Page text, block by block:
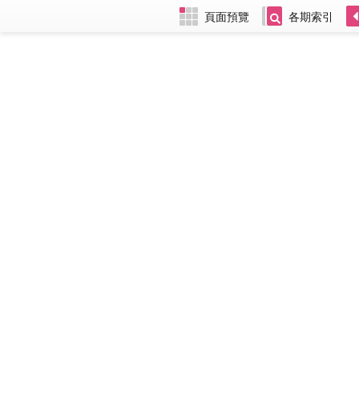
頁面預覽 各期索引